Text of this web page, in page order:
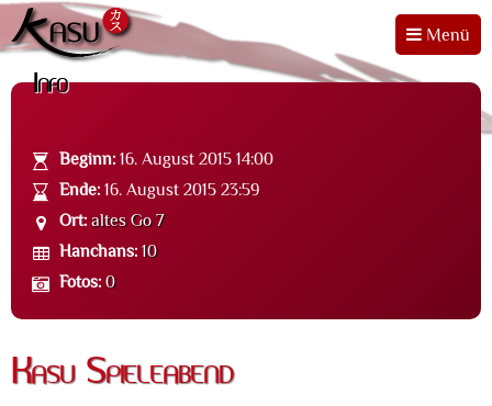
Menü
Info
Beginn: 16. August 2015 14:00
Ende: 16. August 2015 23:59
Ort: altes Go 7
Hanchans: 10
Fotos: 0
Kasu Spieleabend